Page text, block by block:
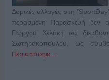
Δομικές αλλαγές στη
περασμένη Παρασκευή δεν
Γιώργου Χελάκη ως
Σωτηρακόπουλου, ως
Περισσότερα...